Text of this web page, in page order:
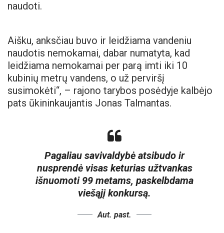
naudoti.
Aišku, anksčiau buvo ir leidžiama vandeniu
naudotis nemokamai, dabar numatyta, kad
leidžiama nemokamai per parą imti iki 10
kubinių metrų vandens, o už perviršį
susimokėti“, – rajono tarybos posėdyje kalbėjo
pats ūkininkaujantis Jonas Talmantas.
Pagaliau savivaldybė atsibudo ir
nusprendė visas keturias užtvankas
išnuomoti 99 metams, paskelbdama
viešąjį konkursą.
Aut. past.